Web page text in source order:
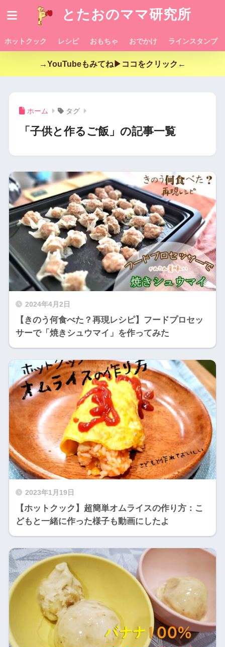
とたおのママ研究所
ホットクック レシピ おもちゃ おでかけ ラインスタンプ
→YouTubeもみてね▶ココをクリック←
ホーム タグ
「子供と作るご飯」の記事一覧
2024年4月2日
【きのう何食べた？再現レシピ】フードプロセッ
サーで「焼きシュウマイ」を作ってみた
2023年1月19日
【ホットクック】超簡単オムライスの作り方：こ
どもと一緒に作った様子も動画にしたよ